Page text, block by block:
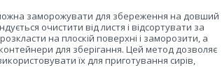
заморожувати для збереження на довший
очистити від листя і відсортувати за
на плоскій поверхні і заморозити, а
для зберігання. Цей метод дозволяє
їх для приготування сирів,